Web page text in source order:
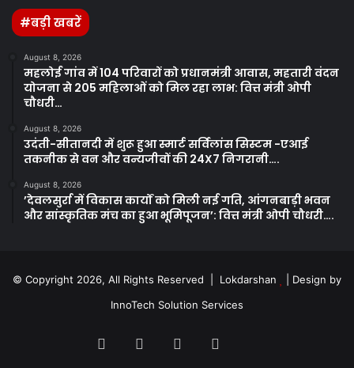
#बड़ी खबरें
August 8, 2026
महलोई गांव में 104 परिवारों को प्रधानमंत्री आवास, महतारी वंदन
योजना से 205 महिलाओं को मिल रहा लाभ: वित्त मंत्री ओपी
चौधरी…
August 8, 2026
उदंती-सीतानदी में शुरू हुआ स्मार्ट सर्विलांस सिस्टम -एआई
तकनीक से वन और वन्यजीवों की 24X7 निगरानी….
August 8, 2026
’देवलसुर्रा में विकास कार्यों को मिली नई गति, आंगनबाड़ी भवन
और सांस्कृतिक मंच का हुआ भूमिपूजन’: वित्त मंत्री ओपी चौधरी….
© Copyright 2026, All Rights Reserved | Lokdarshan
| Design by
InnoTech Solution Services
FacebookTwitter YouTube